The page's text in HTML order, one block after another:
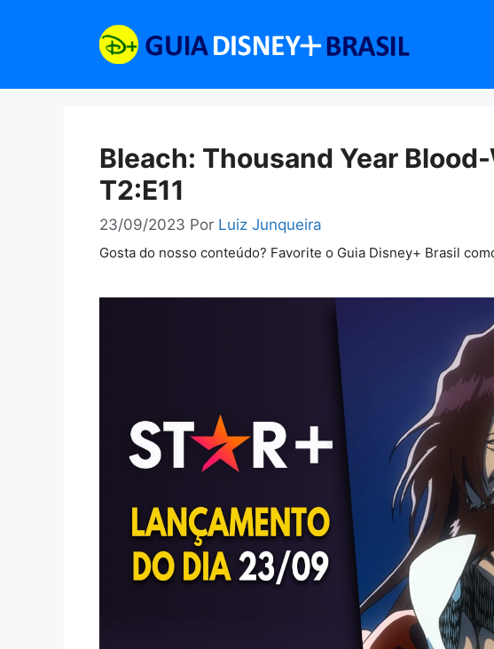
Bleach: Thousand Year
T2:E11
23/09/2023 Por Luiz Junqueira
Gosta do nosso conteúdo? Favorite o Guia Disney+ Brasil